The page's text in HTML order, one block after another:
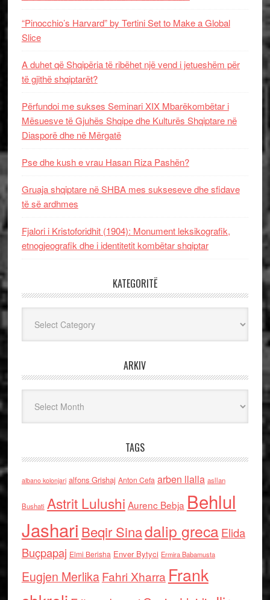
“Pinocchio’s Harvard” by Tertini Set to Make a Global
Slice
A duhet që Shqipëria të ribëhet një vend i jetueshëm për
të gjithë shqiptarët?
Përfundoi me sukses Seminari XIX Mbarëkombëtar i
Mësuesve të Gjuhës Shqipe dhe Kulturës Shqiptare në
Diasporë dhe në Mërgatë
Pse dhe kush e vrau Hasan Riza Pashën?
Gruaja shqiptare në SHBA mes sukseseve dhe sfidave
të së ardhmes
Fjalori i Kristoforidhit (1904): Monument leksikografik,
etnogjeografik dhe i identitetit kombëtar shqiptar
KATEGORITË
ARKIV
TAGS
albano kolonjari alfons Grishaj Anton Cefa arben llalla asllan
Bushati Astrit Lulushi Aurenc Bebja Behlul
Jashari Beqir Sinadalip grecaElida
Buçpapaj Elmi Berisha Enver Bytyci Ermira Babamusta
Eugjen MerlikaFahri Xharra Frank